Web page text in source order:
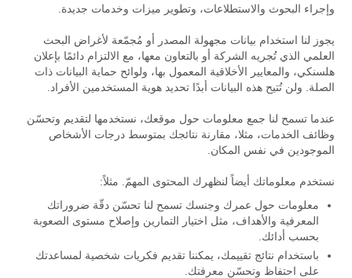
وإجراء البحوث والاستطلاعات، وتطوير ميزات وخدمات جديدة.
يجوز لنا استخدام بيانات مجهولة المصدر أو مُجمّعة لأغراض البحث
العلمي الذي تُجريه الشركة أو بالتعاون معها، مع الالتزام دائمًا بإعلان
هلسنكي، والمعايير الأخلاقية المعمول بها، ولوائح حماية البيانات ذات
الصلة. ولن تُتيح هذه البيانات أبدًا تحديد هوية المستخدمين الأفراد.
عندما تسمح لنا جمع معلومات حول موقعك، نستخدمها لتقديم وتحسّن
وظائف الخدمات، مثلا، مقارنة نتائجك بمتوسط درجات الأشخاص
الموجودين في نفس المكان.
نستخدم معلوماتك أيضاً لنظهرك المحتوى المهمّ. مثلاً:
معلومات حول عمرك وجنسك تسمح لنا تحسّن دقّة ضروراتك
المعرفية والأهداف، مثل اختيار التمارين وإصلاح مستوى الصعوبة
بحسب أدائك.
باستخدام نتائج تقييمك، يمكننا تقديم فكريات شخصية لمساعدتك
على احتفاظ وتحسّن معرفتك.